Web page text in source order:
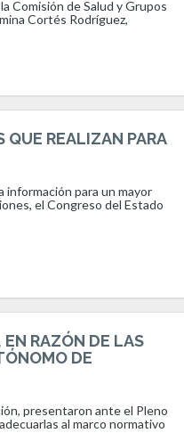
Comisión de Salud y Grupos
Cortés Rodríguez,
QUE REALIZAN PARA
información para un mayor
el Congreso del Estado
RAZÓN DE LAS
DE
presentaron ante el Pleno
al marco normativo